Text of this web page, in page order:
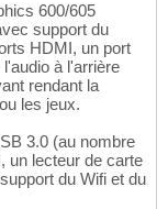
600/605
support du
HDMI, un port
à l'arrière
rendant la
les jeux.
3.0 (au nombre
un lecteur de carte
du Wifi et du